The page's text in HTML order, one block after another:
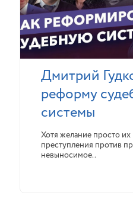
Дмитрий
реформу
системы
Хотя желание просто их
преступления против
невыносимое..